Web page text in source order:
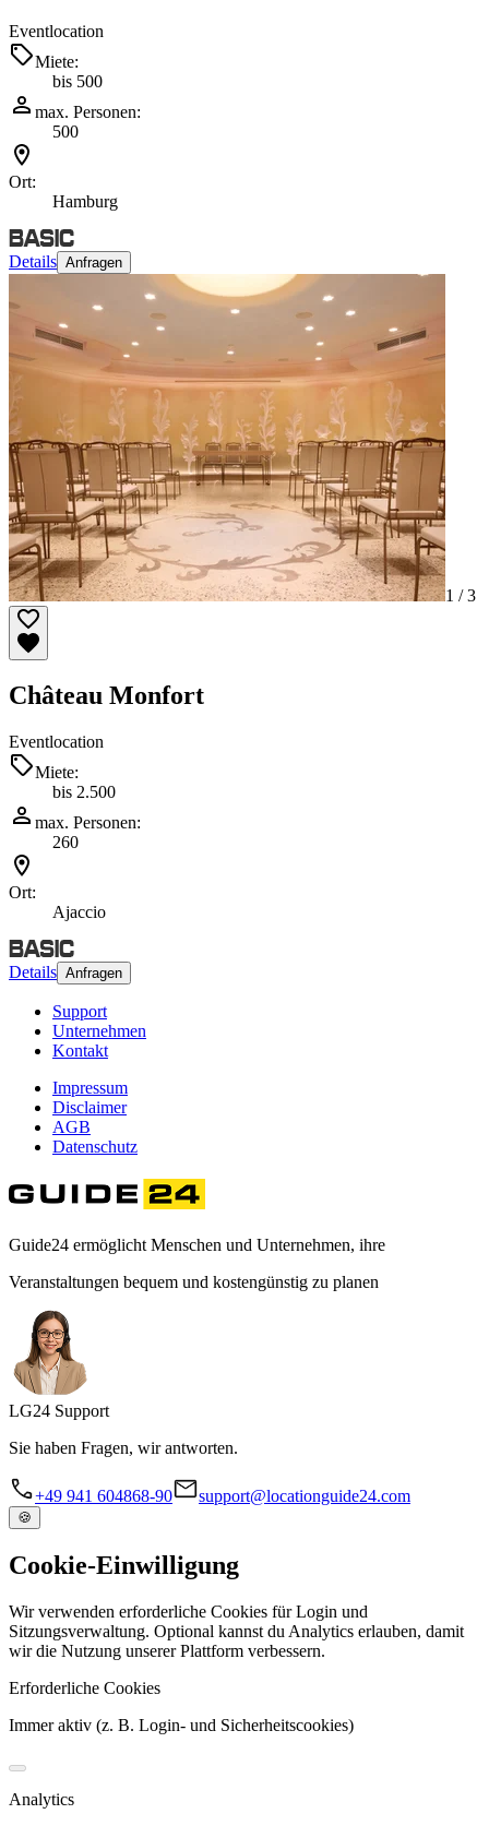
Eventlocation
Miete:
bis 500
max. Personen:
500
Ort:
Hamburg
Details Anfragen
1 /3
Château Monfort
Eventlocation
Miete:
bis 2.500
max. Personen:
260
Ort:
Ajaccio
Details Anfragen
Support
Unternehmen
Kontakt
Impressum
Disclaimer
AGB
Datenschutz
Guide24 ermöglicht Menschen und Unternehmen, ihre
Veranstaltungen bequem und kostengünstig zu planen
LG24 Support
Sie haben Fragen, wir antworten.
+49 941 604868-90 support@locationguide24.com
🍪
Cookie-Einwilligung
Wir verwenden erforderliche Cookies für Login und
Sitzungsverwaltung. Optional kannst du Analytics erlauben, damit
wir die Nutzung unserer Plattform verbessern.
Erforderliche Cookies
Immer aktiv (z. B. Login- und Sicherheitscookies)
Analytics